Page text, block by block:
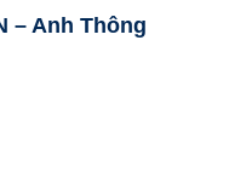
– Anh Thông